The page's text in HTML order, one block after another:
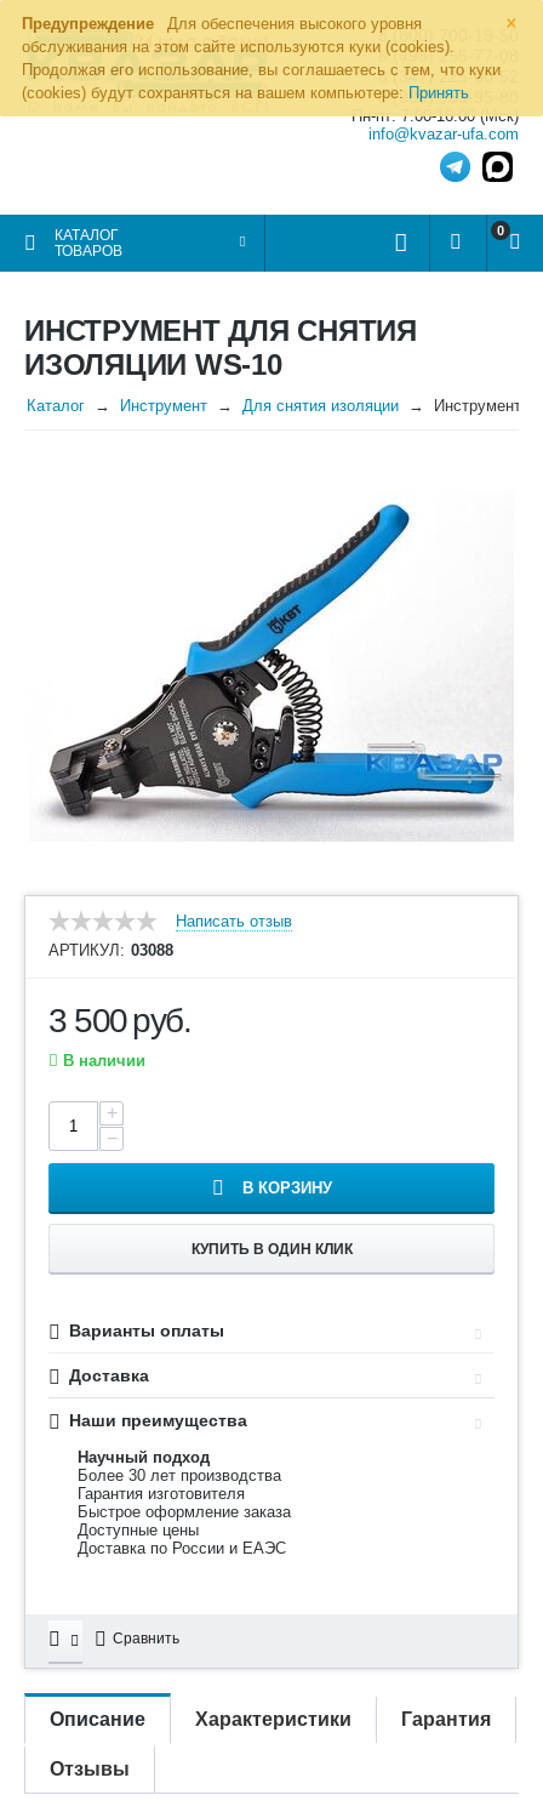
×
Предупреждение
Для обеспечения высокого уровня
обслуживания на этом сайте используются куки (cookies).
Продолжая его использование, вы соглашаетесь с тем, что куки
(cookies) будут сохраняться на вашем компьютере: Принять
8 (800) 700-19-50
8 (495) 255-77-08
8 (347) 225-00-52
8 (986) 963-95-80
Пн-пт: 7.00-16.00 (Мск)
info@kvazar-ufa.com
КАТАЛОГ
ТОВАРОВ
0
ИНСТРУМЕНТ ДЛЯ СНЯТИЯ
ИЗОЛЯЦИИ WS-10
Каталог Инструмент Для снятия изоляции Инструмент
Написать отзыв
АРТИКУЛ: 03088
3 500руб.
В наличии
+
−
В КОРЗИНУ
КУПИТЬ В ОДИН КЛИК
Варианты оплаты
Доставка
Наши преимущества
Научный подход
Более 30 лет производства
Гарантия изготовителя
Быстрое оформление заказа
Доступные цены
Доставка по России и ЕАЭС
Сравнить
Описание Характеристики Гарантия
Отзывы